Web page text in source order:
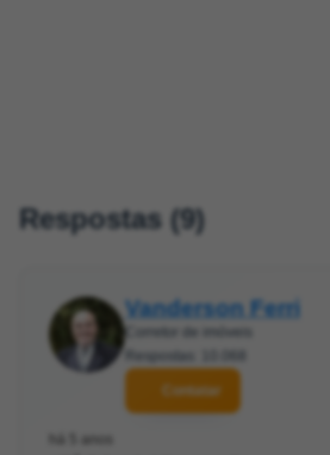
Respostas (9)
Vanderson Ferri
Corretor de imóveis
Respostas: 10.068
Contatar
há 5 anos